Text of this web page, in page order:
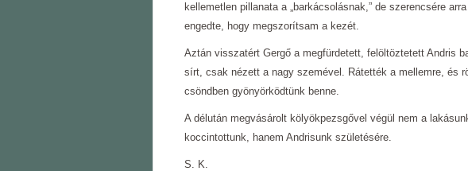
kellemetlen pillanata a „barkácsolásnak,” de szerencsére
engedte, hogy megszorítsam a kezét.
Aztán visszatért Gergő a megfürdetett, felöltöztetett Andris
sírt, csak nézett a nagy szemével. Rátették a mellemre, és
csöndben gyönyörködtünk benne.
A délután megvásárolt kölyökpezsgővel végül nem a
koccintottunk, hanem Andrisunk születésére.
S. K.